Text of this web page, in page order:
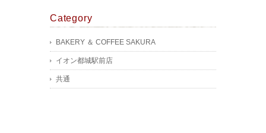
Category
BAKERY ＆ COFFEE SAKURA
イオン都城駅前店
共通